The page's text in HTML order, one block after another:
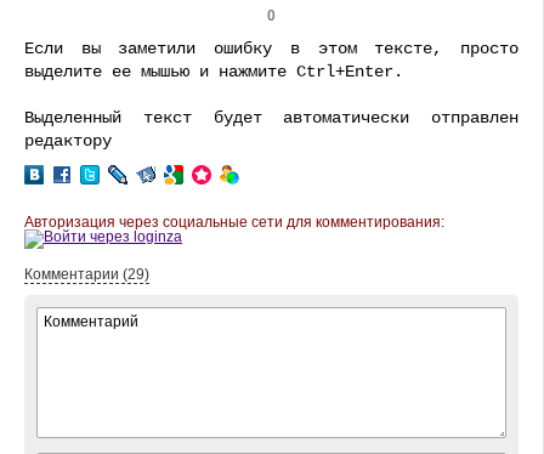
0
Если вы заметили ошибку в этом тексте, просто
выделите ее мышью и нажмите Ctrl+Enter.
Выделенный текст будет автоматически отправлен
редактору
Авторизация через социальные сети для комментирования:
Комментарии (29)